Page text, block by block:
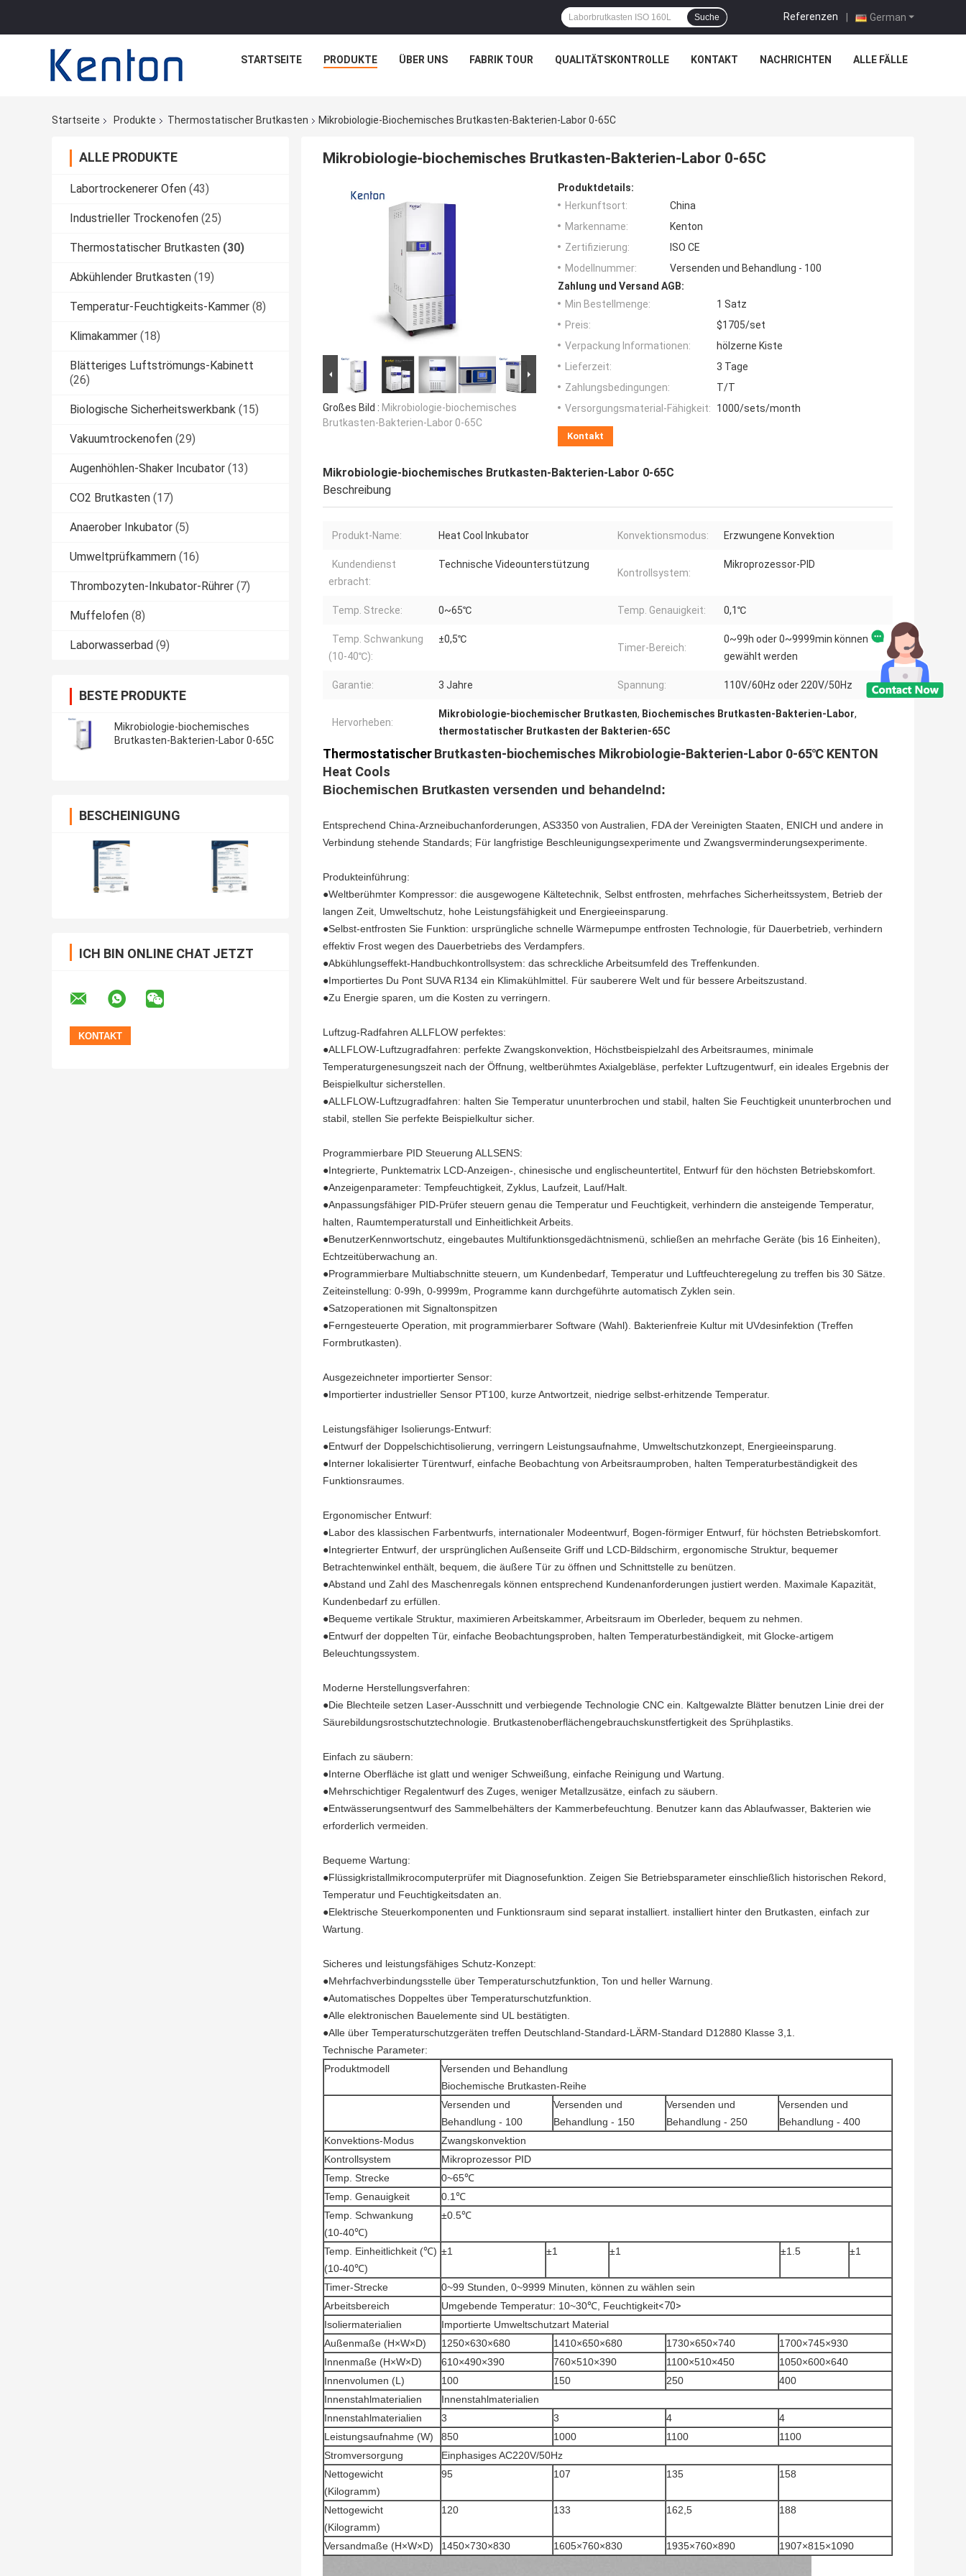
German
Referenzen |
Suche
STARTSEITE PRODUKTE ÜBER UNS FABRIK TOUR QUALITÄTSKONTROLLE KONTAKT NACHRICHTEN ALLE FÄLLE
Startseite Produkte Thermostatischer Brutkasten Mikrobiologie-Biochemisches Brutkasten-Bakterien-Labor 0-65C
ALLE PRODUKTE
Labortrockenerer Ofen (43)
Industrieller Trockenofen (25)
Thermostatischer Brutkasten (30)
Abkühlender Brutkasten (19)
Temperatur-Feuchtigkeits-Kammer (8)
Klimakammer (18)
Blätteriges Luftströmungs-Kabinett
(26)
Biologische Sicherheitswerkbank (15)
Vakuumtrockenofen (29)
Augenhöhlen-Shaker Incubator (13)
CO2 Brutkasten (17)
Anaerober Inkubator (5)
Umweltprüfkammern (16)
Thrombozyten-Inkubator-Rührer (7)
Muffelofen (8)
Laborwasserbad (9)
BESTE PRODUKTE
Mikrobiologie-biochemisches
Brutkasten-Bakterien-Labor 0-65C
BESCHEINIGUNG
ICH BIN ONLINE CHAT JETZT
Mikrobiologie-biochemisches Brutkasten-Bakterien-Labor 0-65C
Großes Bild : Mikrobiologie-biochemisches
Brutkasten-Bakterien-Labor 0-65C
Produktdetails:
Herkunftsort:
China
Markenname:
Kenton
Zertifizierung:
ISO CE
Modellnummer:
Versenden und Behandlung - 100
Zahlung und Versand AGB:
Min Bestellmenge:
1 Satz
Preis:
$1705/set
Verpackung Informationen:
hölzerne Kiste
Lieferzeit:
3 Tage
Zahlungsbedingungen:
T/T
Versorgungsmaterial-Fähigkeit:
1000/sets/month
Kontakt
Mikrobiologie-biochemisches Brutkasten-Bakterien-Labor 0-65C
Beschreibung
Produkt-Name: Heat Cool Inkubator Konvektionsmodus: Erzwungene Konvektion
Kundendienst
erbracht:
Technische Videounterstützung
Kontrollsystem:
Mikroprozessor-PID
Temp. Strecke: 0~65℃ Temp. Genauigkeit: 0,1℃
Temp. Schwankung
(10-40℃):
±0,5℃
Timer-Bereich:
0~99h oder 0~9999min können
gewählt werden
Garantie: 3 Jahre Spannung: 110V/60Hz oder 220V/50Hz
Hervorheben:
Mikrobiologie-biochemischer Brutkasten, Biochemisches Brutkasten-Bakterien-Labor,
thermostatischer Brutkasten der Bakterien-65C
ThermostatischerBrutkasten-biochemisches Mikrobiologie-Bakterien-Labor 0-65℃ KENTON
Heat Cools
Biochemischen Brutkasten versenden und behandelnd:
Entsprechend China-Arzneibuchanforderungen, AS3350 von Australien, FDA der Vereinigten Staaten, ENICH und andere in
Verbindung stehende Standards; Für langfristige Beschleunigungsexperimente und Zwangsverminderungsexperimente.
Produkteinführung:
●Weltberühmter Kompressor: die ausgewogene Kältetechnik, Selbst entfrosten, mehrfaches Sicherheitssystem, Betrieb der
langen Zeit, Umweltschutz, hohe Leistungsfähigkeit und Energieeinsparung.
●Selbst-entfrosten Sie Funktion: ursprüngliche schnelle Wärmepumpe entfrosten Technologie, für Dauerbetrieb, verhindern
effektiv Frost wegen des Dauerbetriebs des Verdampfers.
●Abkühlungseffekt-Handbuchkontrollsystem: das schreckliche Arbeitsumfeld des Treffenkunden.
●Importiertes Du Pont SUVA R134 ein Klimakühlmittel. Für sauberere Welt und für bessere Arbeitszustand.
●Zu Energie sparen, um die Kosten zu verringern.
Luftzug-Radfahren ALLFLOW perfektes:
●ALLFLOW-Luftzugradfahren: perfekte Zwangskonvektion, Höchstbeispielzahl des Arbeitsraumes, minimale
Temperaturgenesungszeit nach der Öffnung, weltberühmtes Axialgebläse, perfekter Luftzugentwurf, ein ideales Ergebnis der
Beispielkultur sicherstellen.
●ALLFLOW-Luftzugradfahren: halten Sie Temperatur ununterbrochen und stabil, halten Sie Feuchtigkeit ununterbrochen und
stabil, stellen Sie perfekte Beispielkultur sicher.
Programmierbare PID Steuerung ALLSENS:
●Integrierte, Punktematrix LCD-Anzeigen-, chinesische und englischeuntertitel, Entwurf für den höchsten Betriebskomfort.
●Anzeigenparameter: Tempfeuchtigkeit, Zyklus, Laufzeit, Lauf/Halt.
●Anpassungsfähiger PID-Prüfer steuern genau die Temperatur und Feuchtigkeit, verhindern die ansteigende Temperatur,
halten, Raumtemperaturstall und Einheitlichkeit Arbeits.
●BenutzerKennwortschutz, eingebautes Multifunktionsgedächtnismenü, schließen an mehrfache Geräte (bis 16 Einheiten),
Echtzeitüberwachung an.
●Programmierbare Multiabschnitte steuern, um Kundenbedarf, Temperatur und Luftfeuchteregelung zu treffen bis 30 Sätze.
Zeiteinstellung: 0-99h, 0-9999m, Programme kann durchgeführte automatisch Zyklen sein.
●Satzoperationen mit Signaltonspitzen
●Ferngesteuerte Operation, mit programmierbarer Software (Wahl). Bakterienfreie Kultur mit UVdesinfektion (Treffen
Formbrutkasten).
Ausgezeichneter importierter Sensor:
●Importierter industrieller Sensor PT100, kurze Antwortzeit, niedrige selbst-erhitzende Temperatur.
Leistungsfähiger Isolierungs-Entwurf:
●Entwurf der Doppelschichtisolierung, verringern Leistungsaufnahme, Umweltschutzkonzept, Energieeinsparung.
●Interner lokalisierter Türentwurf, einfache Beobachtung von Arbeitsraumproben, halten Temperaturbeständigkeit des
Funktionsraumes.
Ergonomischer Entwurf:
●Labor des klassischen Farbentwurfs, internationaler Modeentwurf, Bogen-förmiger Entwurf, für höchsten Betriebskomfort.
●Integrierter Entwurf, der ursprünglichen Außenseite Griff und LCD-Bildschirm, ergonomische Struktur, bequemer
Betrachtenwinkel enthält, bequem, die äußere Tür zu öffnen und Schnittstelle zu benützen.
●Abstand und Zahl des Maschenregals können entsprechend Kundenanforderungen justiert werden. Maximale Kapazität,
Kundenbedarf zu erfüllen.
●Bequeme vertikale Struktur, maximieren Arbeitskammer, Arbeitsraum im Oberleder, bequem zu nehmen.
●Entwurf der doppelten Tür, einfache Beobachtungsproben, halten Temperaturbeständigkeit, mit Glocke-artigem
Beleuchtungssystem.
Moderne Herstellungsverfahren:
●Die Blechteile setzen Laser-Ausschnitt und verbiegende Technologie CNC ein. Kaltgewalzte Blätter benutzen Linie drei der
Säurebildungsrostschutztechnologie. Brutkastenoberflächengebrauchskunstfertigkeit des Sprühplastiks.
Einfach zu säubern:
●Interne Oberfläche ist glatt und weniger Schweißung, einfache Reinigung und Wartung.
●Mehrschichtiger Regalentwurf des Zuges, weniger Metallzusätze, einfach zu säubern.
●Entwässerungsentwurf des Sammelbehälters der Kammerbefeuchtung. Benutzer kann das Ablaufwasser, Bakterien wie
erforderlich vermeiden.
Bequeme Wartung:
●Flüssigkristallmikrocomputerprüfer mit Diagnosefunktion. Zeigen Sie Betriebsparameter einschließlich historischen Rekord,
Temperatur und Feuchtigkeitsdaten an.
●Elektrische Steuerkomponenten und Funktionsraum sind separat installiert. installiert hinter den Brutkasten, einfach zur
Wartung.
Sicheres und leistungsfähiges Schutz-Konzept:
●Mehrfachverbindungsstelle über Temperaturschutzfunktion, Ton und heller Warnung.
●Automatisches Doppeltes über Temperaturschutzfunktion.
●Alle elektronischen Bauelemente sind UL bestätigten.
●Alle über Temperaturschutzgeräten treffen Deutschland-Standard-LÄRM-Standard D12880 Klasse 3,1.
Technische Parameter:
Produktmodell
Versenden und Behandlung
Biochemische Brutkasten-Reihe
Versenden und
Behandlung - 100
Versenden und
Behandlung - 150
Versenden und
Behandlung - 250
Versenden und
Behandlung - 400
Konvektions-Modus
Zwangskonvektion
Kontrollsystem
Mikroprozessor PID
Temp. Strecke
0~65℃
Temp. Genauigkeit
0.1℃
Temp. Schwankung
(10-40℃)
±0.5℃
Temp. Einheitlichkeit (℃)
(10-40℃)
±1 ±1 ±1 ±1.5 ±1
Timer-Strecke
0~99 Stunden, 0~9999 Minuten, können zu wählen sein
Arbeitsbereich
Umgebende Temperatur: 10~30℃, Feuchtigkeit<70>
Isoliermaterialien
Importierte Umweltschutzart Material
Außenmaße (H×W×D)
1250×630×680 1410×650×680 1730×650×740
1700×745×930
Innenmaße (H×W×D)
610×490×390 760×510×390 1100×510×450
1050×600×640
Innenvolumen (L)
100 150 250
400
Innenstahlmaterialien
Innenstahlmaterialien
Innenstahlmaterialien
3 3 4
4
Leistungsaufnahme (W)
850 1000 1100
1100
Stromversorgung
Einphasiges AC220V/50Hz
Nettogewicht
(Kilogramm)
95 107 135 158
Nettogewicht
(Kilogramm)
120 133 162,5 188
Versandmaße (H×W×D) 1450×730×830 1605×760×830 1935×760×890 1907×815×1090